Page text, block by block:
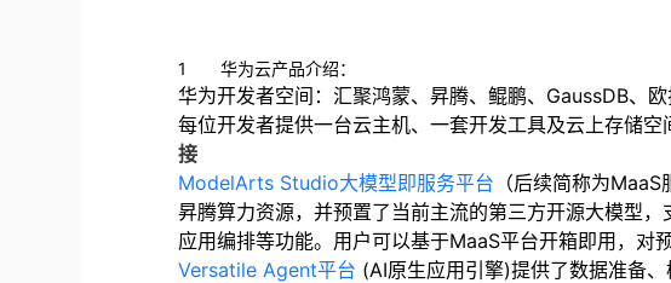
1 华为云产品介绍：
华为开发者空间：汇聚鸿蒙、昇腾、鲲鹏、 GaussDB、
每位开发者提供一台云主机、一套开发工具及云上存储
接
ModelArts Studio大模型即服务平台 （后续简称为MaaS
昇腾算力资源，并预置了当前主流的第三方开源大模型，
应用编排等功能。用户可以基于MaaS平台开箱即用，对
Versatile Agent平台 (AI原生应用引擎)提供了数据准备